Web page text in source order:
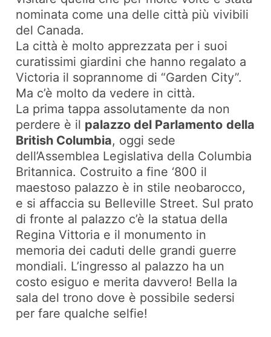
nominata come una delle città più vivibili
del Canada.
La città è molto apprezzata per i suoi
curatissimi giardini che hanno regalato a
Victoria il soprannome di “Garden City”.
Ma c’è molto da vedere in città.
La prima tappa assolutamente da non
perdere è il palazzo del Parlamento della
British Columbia, oggi sede
dell’Assemblea Legislativa della Columbia
Britannica. Costruito a fine ‘800 il
maestoso palazzo è in stile neobarocco,
e si affaccia su Belleville Street. Sul prato
di fronte al palazzo c’è la statua della
Regina Vittoria e il monumento in
memoria dei caduti delle grandi guerre
mondiali. L’ingresso al palazzo ha un
costo esiguo e merita davvero! Bella la
sala del trono dove è possibile sedersi
per fare qualche selfie!